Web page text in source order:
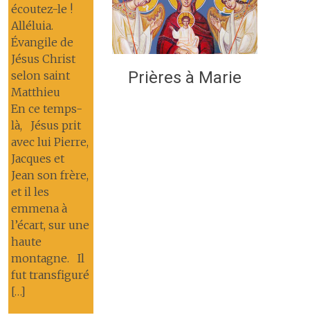
écoutez-le !
Alléluia.
Évangile de
Jésus Christ
selon saint
Matthieu
En ce temps-
là, Jésus prit
avec lui Pierre,
Jacques et
Jean son frère,
et il les
emmena à
l’écart, sur une
haute
montagne. Il
fut transfiguré
[…]
Prières à Marie